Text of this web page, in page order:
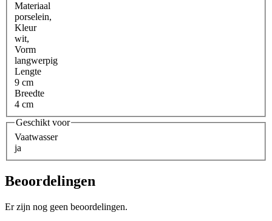
Materiaal
porselein,
Kleur
wit,
Vorm
langwerpig
Lengte
9 cm
Breedte
4 cm
Geschikt voor
Vaatwasser
ja
Beoordelingen
Er zijn nog geen beoordelingen.